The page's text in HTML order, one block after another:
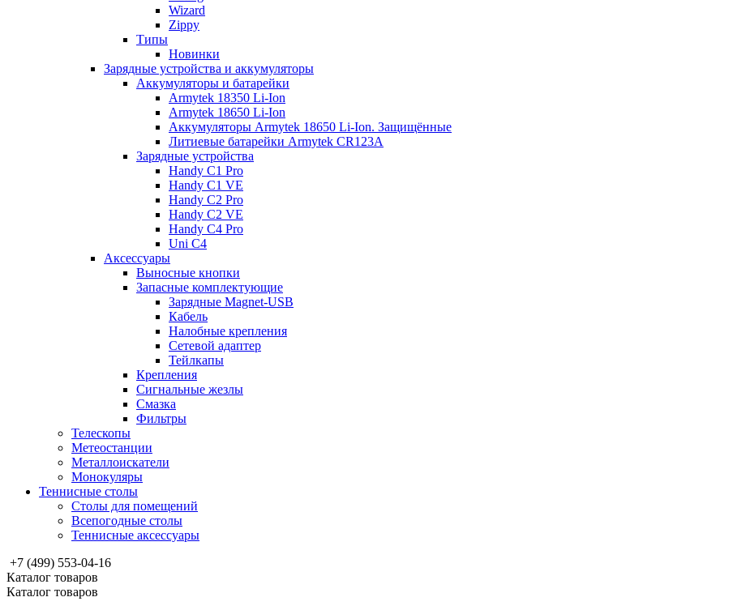
Wizard
Zippy
Типы
Новинки
Зарядные устройства и аккумуляторы
Аккумуляторы и батарейки
Armytek 18350 Li-Ion
Armytek 18650 Li-Ion
Аккумуляторы Armytek 18650 Li-Ion. Защищённые
Литиевые батарейки Armytek CR123A
Зарядные устройства
Handy C1 Pro
Handy C1 VE
Handy C2 Pro
Handy C2 VE
Handy C4 Pro
Uni C4
Аксессуары
Выносные кнопки
Запасные комплектующие
Зарядные Magnet-USB
Кабель
Налобные крепления
Сетевой адаптер
Тейлкапы
Крепления
Сигнальные жезлы
Смазка
Фильтры
Телескопы
Метеостанции
Металлоискатели
Монокуляры
Теннисные столы
Столы для помещений
Всепогодные столы
Теннисные аксессуары
+7 (499) 553-04-16
Каталог товаров
Каталог товаров